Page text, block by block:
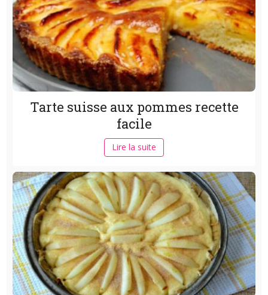
Tarte suisse aux pommes recette
facile
Lire la suite